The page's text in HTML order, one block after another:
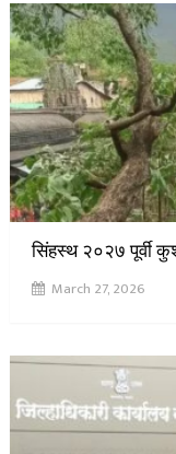
सिंहस्थ २०२७ पूर्वी
March 27, 2026